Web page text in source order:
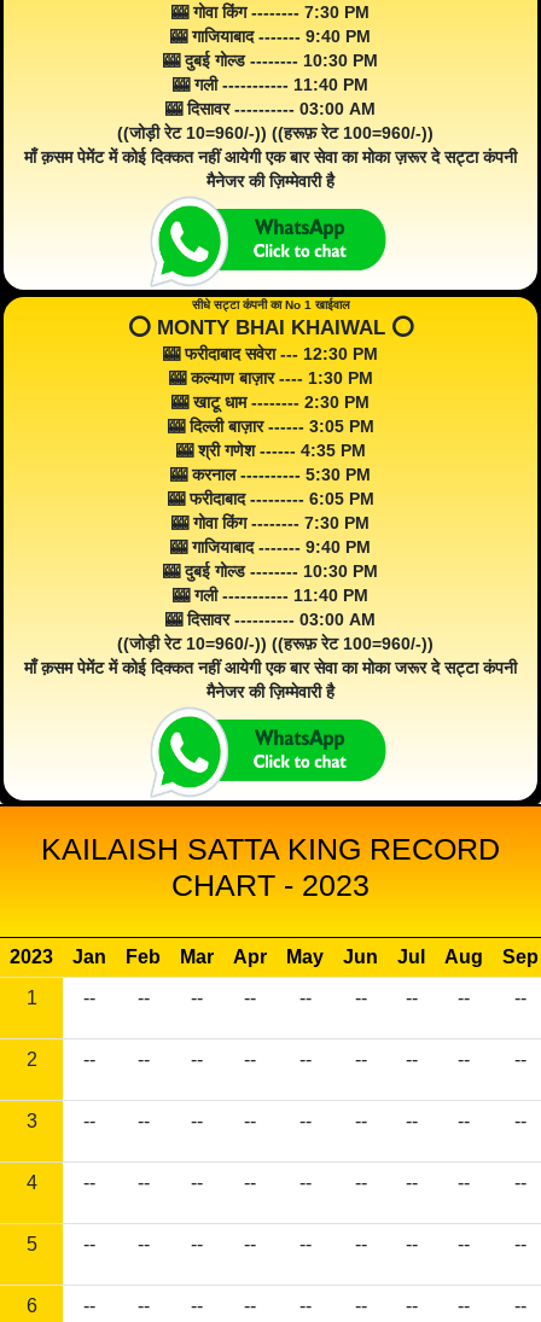
🎰 गोवा किंग -------- 7:30 PM
🎰 गाजियाबाद ------- 9:40 PM
🎰 दुबई गोल्ड -------- 10:30 PM
🎰 गली ----------- 11:40 PM
🎰 दिसावर ---------- 03:00 AM
((जोड़ी रेट 10=960/-)) ((हरूफ़ रेट 100=960/-))
माँ क़सम पेमेंट में कोई दिक्कत नहीं आयेगी एक बार सेवा का मोका ज़रूर दे सट्टा कंपनी
मैनेजर की ज़िम्मेवारी है
सीधे सट्टा कंपनी का No 1 खाईवाल
⭕️ MONTY BHAI KHAIWAL ⭕️
🎰 फरीदाबाद सवेरा --- 12:30 PM
🎰 कल्याण बाज़ार ---- 1:30 PM
🎰 खाटू धाम -------- 2:30 PM
🎰 दिल्ली बाज़ार ------ 3:05 PM
🎰 श्री गणेश ------ 4:35 PM
🎰 करनाल ---------- 5:30 PM
🎰 फरीदाबाद --------- 6:05 PM
🎰 गोवा किंग -------- 7:30 PM
🎰 गाजियाबाद ------- 9:40 PM
🎰 दुबई गोल्ड -------- 10:30 PM
🎰 गली ----------- 11:40 PM
🎰 दिसावर ---------- 03:00 AM
((जोड़ी रेट 10=960/-)) ((हरूफ़ रेट 100=960/-))
माँ क़सम पेमेंट में कोई दिक्कत नहीं आयेगी एक बार सेवा का मोका जरूर दे सट्टा कंपनी
मैनेजर की ज़िम्मेवारी है
KAILAISH SATTA KING RECORD
CHART - 2023
2023 Jan Feb Mar Apr May Jun Jul Aug
Sep
1
-- -- -- -- -- -- -- -- --
2 -- -- -- -- -- -- -- -- --
3 -- -- -- -- -- -- -- -- --
4 -- -- -- -- -- -- -- -- --
5 -- -- -- -- -- -- -- -- --
6 -- -- -- -- -- -- -- -- --